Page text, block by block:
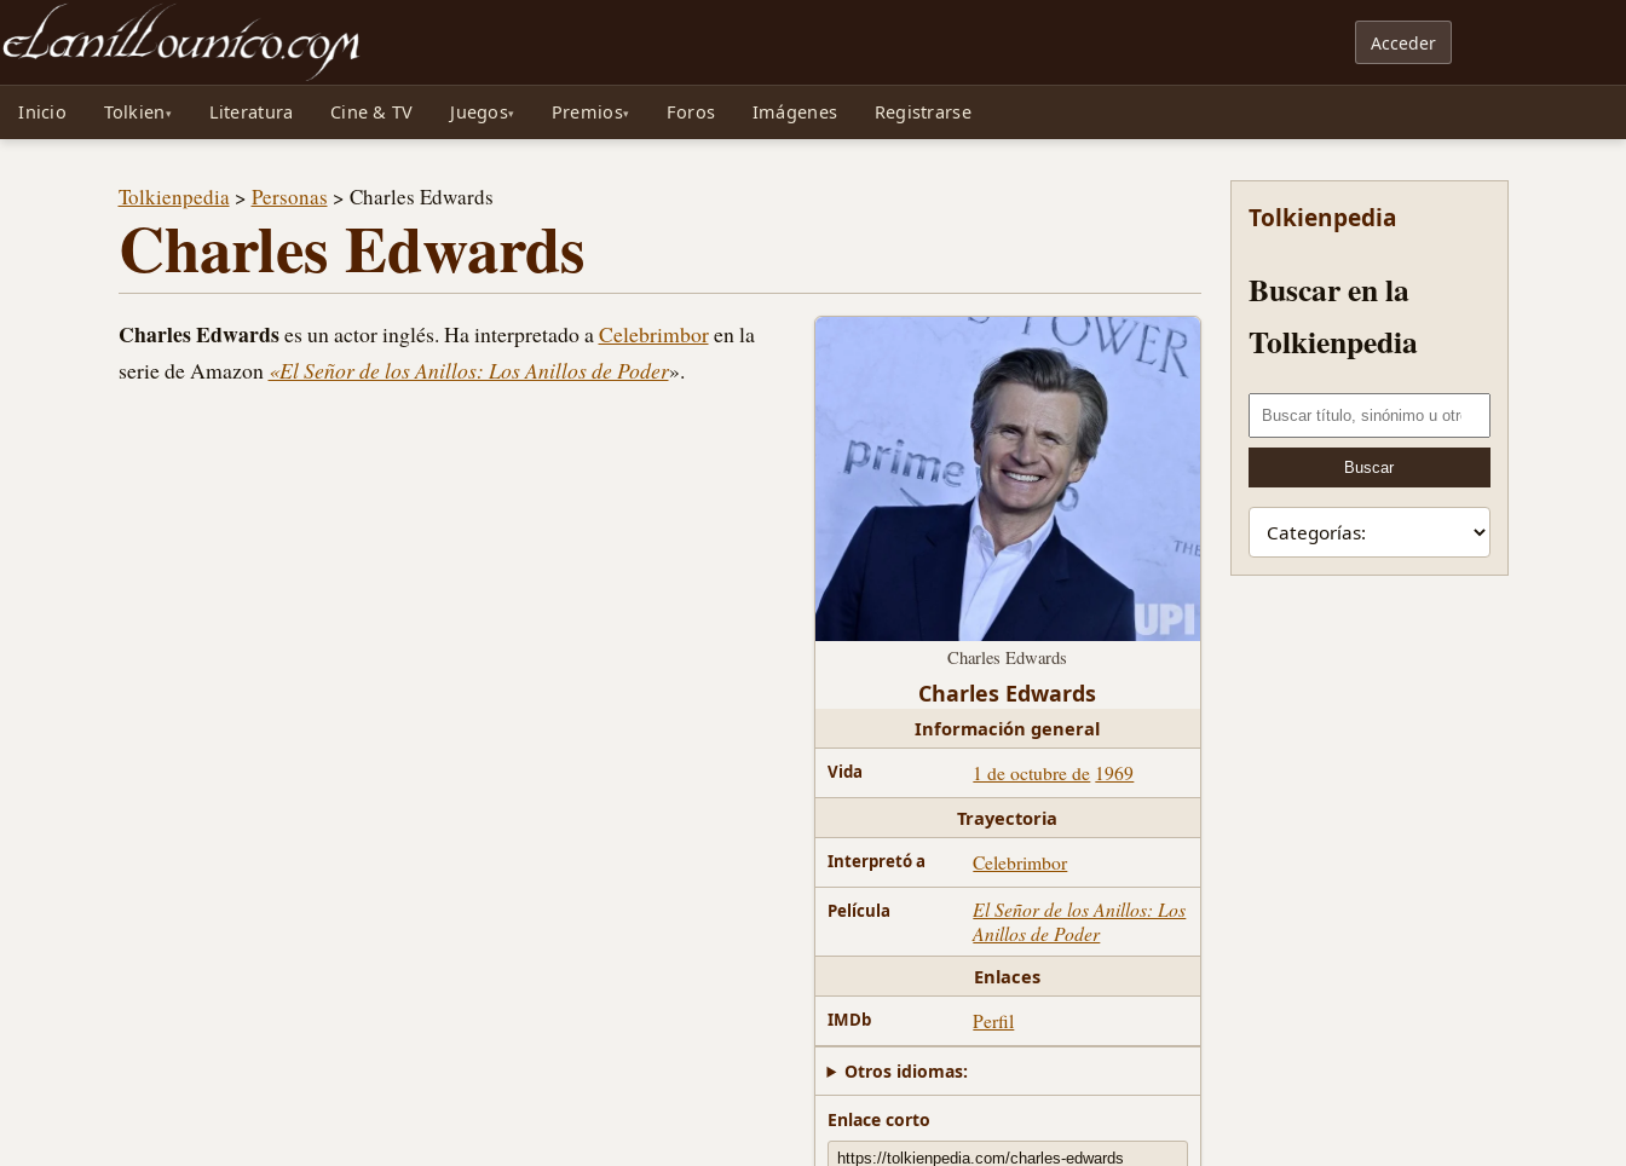
Noticias sobre Tolkien: El Señor de los Anillos, Los Anillos de Poder, La Caza de Gollum, la Tolkienpedia y más
Acceder
Inicio Tolkien Literatura Cine & TV Juegos Premios Foros Imágenes Registrarse
Tolkienpedia > Personas > Charles Edwards
Charles Edwards
Charles Edwards
Charles Edwards
Información general
Vida 1 de octubre de 1969
Trayectoria
Interpretó a Celebrimbor
Película
El Señor de los Anillos: Los
Anillos de Poder
Enlaces
IMDb Perfil
Otros idiomas:
Enlace corto
Charles Edwardses un actor inglés. Ha interpretado aCelebrimboren la
serie de Amazon «El Señor de los Anillos: Los Anillos de Poder».
Tolkienpedia
Buscar en la
Tolkienpedia
Buscar término
Buscar
Ir a una categoría de la Tolkienpedia